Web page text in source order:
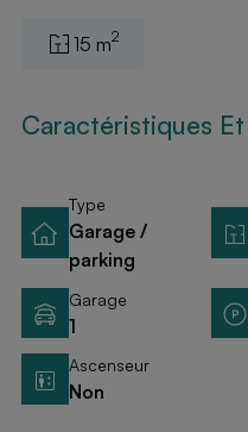
15 m2
Caractéristiques
Type
Garage /
parking
Garage
1
Ascenseur
Non